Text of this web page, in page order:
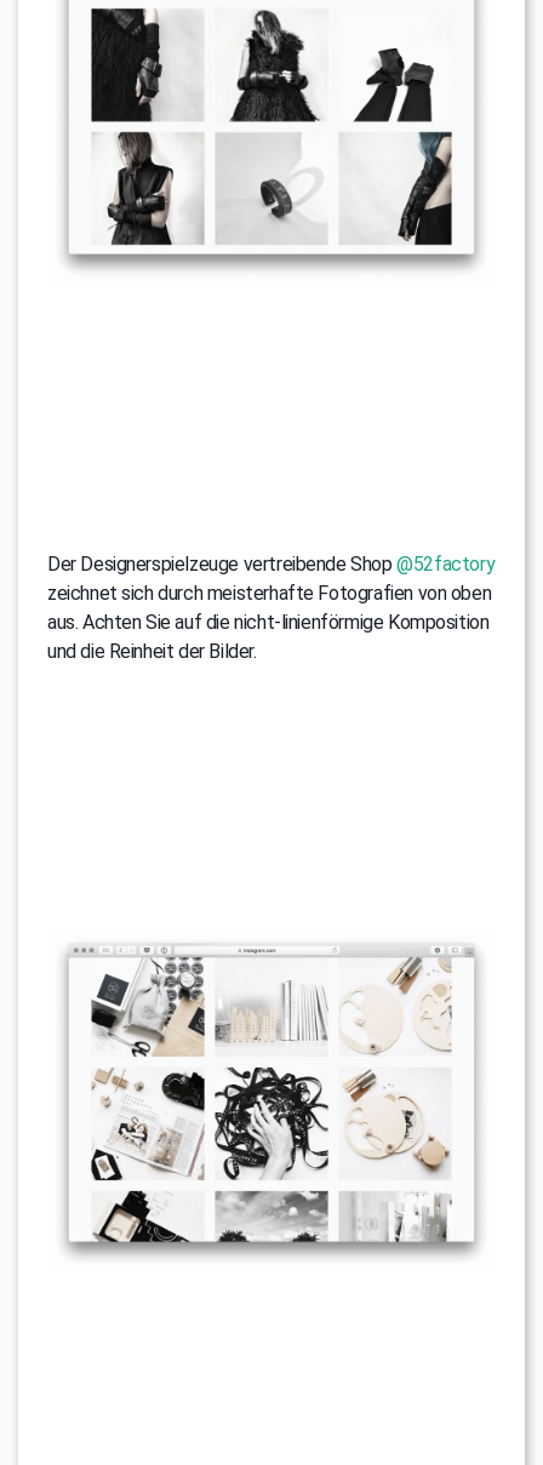
Der Designerspielzeuge vertreibende Shop@52factory
zeichnet sich durch meisterhafte Fotografien von oben
aus. Achten Sie auf die nicht-linienförmige Komposition
und die Reinheit der Bilder.